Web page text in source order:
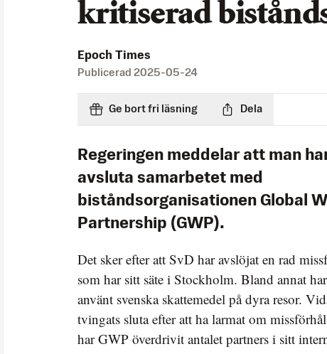
kritiserad
Epoch Times
Publicerad 2025-05-24
Ge bort fri läsning Dela
Regeringen meddelar att man
avsluta samarbetet med
biståndsorganisationen Global
Partnership (GWP).
Det sker efter att SvD har avslöjat en rad
som har sitt säte i Stockholm. Bland annat
använt svenska skattemedel på dyra resor.
tvingats sluta efter att ha larmat om
har GWP överdrivit antalet partners i sitt